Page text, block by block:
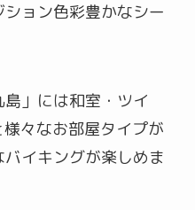
ョン色彩豊かなシー
島」には和室・ツイ
々なお部屋タイプが
イキングが楽しめま